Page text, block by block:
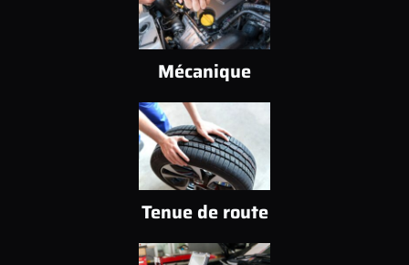
Mécanique
Tenue de route